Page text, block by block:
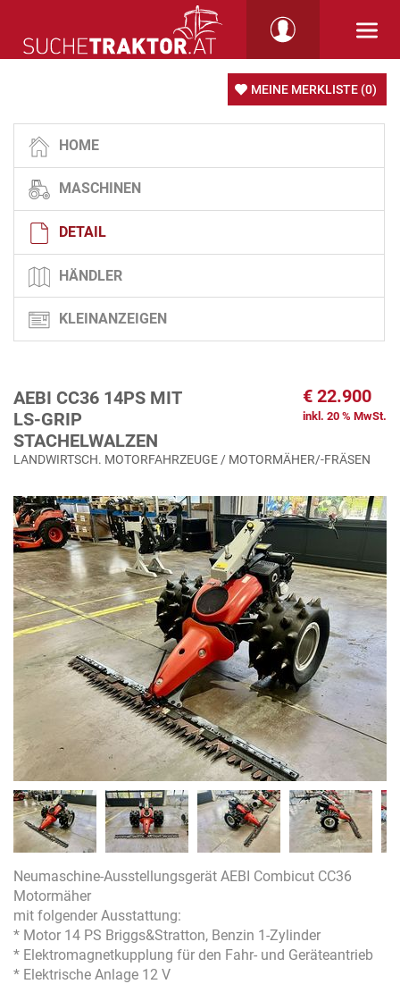
MEINE MERKLISTE (0)
HOME
MASCHINEN
DETAIL
HÄNDLER
KLEINANZEIGEN
AEBI CC36 14PS MIT
LS-GRIP
STACHELWALZEN
€ 22.900
inkl. 20 % MwSt.
LANDWIRTSCH. MOTORFAHRZEUGE / MOTORMÄHER/-FRÄSEN
Neumaschine-Ausstellungsgerät AEBI Combicut CC36
Motormäher
mit folgender Ausstattung:
* Motor 14 PS Briggs&Stratton, Benzin 1-Zylinder
* Elektromagnetkupplung für den Fahr- und Geräteantrieb
* Elektrische Anlage 12 V